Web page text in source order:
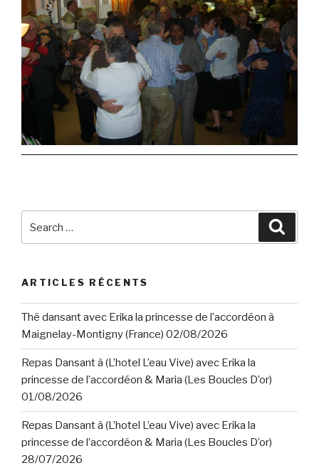
for:
ARTICLES RÉCENTS
Thé dansant avec Erika la princesse de l’accordéon à
Maignelay-Montigny (France) 02/08/2026
Repas Dansant à (L’hotel L’eau Vive) avec Erika la
princesse de l’accordéon & Maria (Les Boucles D’or)
01/08/2026
Repas Dansant à (L’hotel L’eau Vive) avec Erika la
princesse de l’accordéon & Maria (Les Boucles D’or)
28/07/2026